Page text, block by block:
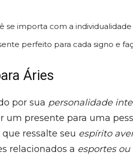
se importa com a
perfeito para cada signo e
Áries
por sua personalidade
um presente para uma
ressalte seu espírito
relacionados a esportes